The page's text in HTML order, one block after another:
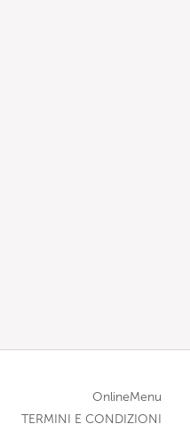
OnlineMenu
TERMINI E CONDIZIONI